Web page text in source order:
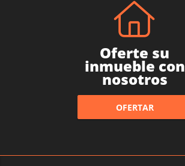
Oferte su
inmueble con
nosotros
OFERTAR